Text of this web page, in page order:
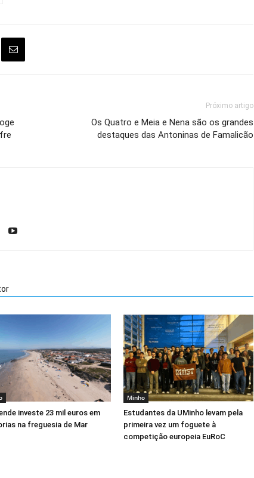
Próximo artigo
Os Quatro e Meia e Nena são os grandes
destaques das Antoninas de Famalicão
investe 23 mil euros em
na freguesia de Mar
Minho
Estudantes da UMinho levam pela
primeira vez um foguete à
competição europeia EuRoC